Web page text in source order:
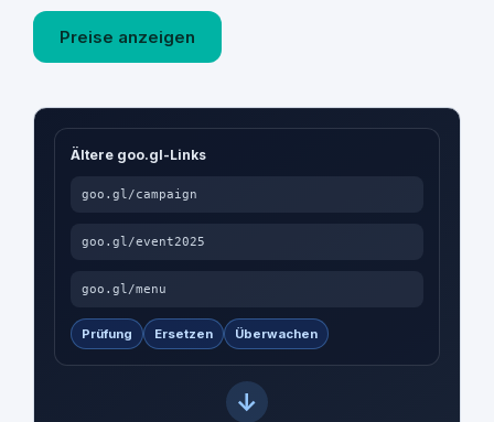
Preise anzeigen
Ältere goo.gl-Links
goo.gl/campaign
goo.gl/event2025
goo.gl/menu
Prüfung Ersetzen Überwachen